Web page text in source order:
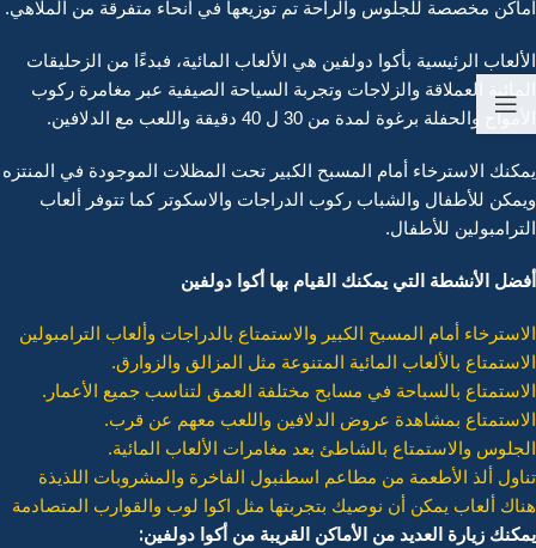
أماكن مخصصة للجلوس والراحة تم توزيعها في أنحاء متفرقة من الملاهي.
الألعاب الرئيسية بأكوا دولفين هي الألعاب المائية، فبدءًا من الزحليقات
المائية العملاقة والزلاجات وتجربة السياحة الصيفية عبر مغامرة ركوب
الأمواج والحفلة برغوة لمدة من 30 ل 40 دقيقة واللعب مع الدلافين.
يمكنك الاسترخاء أمام المسبح الكبير تحت المظلات الموجودة في المنتزه
ويمكن للأطفال والشباب ركوب الدراجات والاسكوتر كما تتوفر ألعاب
الترامبولين للأطفال.
أفضل الأنشطة التي يمكنك القيام بها أكوا دولفين
الاسترخاء أمام المسبح الكبير والاستمتاع بالدراجات وألعاب الترامبولين
الاستمتاع بالألعاب المائية المتنوعة مثل المزالق والزوارق.
الاستمتاع بالسباحة في مسابح مختلفة العمق لتناسب جميع الأعمار.
الاستمتاع بمشاهدة عروض الدلافين واللعب معهم عن قرب.
الجلوس والاستمتاع بالشاطئ بعد مغامرات الألعاب المائية.
تناول ألذ الأطعمة من مطاعم اسطنبول الفاخرة والمشروبات اللذيذة
هناك ألعاب يمكن أن نوصيك بتجربتها مثل اكوا لوب والقوارب المتصادمة
يمكنك زيارة العديد من الأماكن القريبة من أكوا دولفين: